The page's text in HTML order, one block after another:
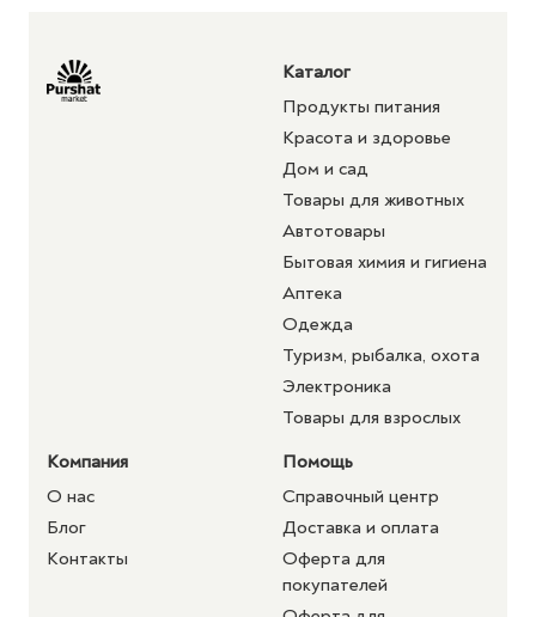
Каталог
Продукты питания
Красота и здоровье
Дом и сад
Товары для животных
Автотовары
Бытовая химия и гигиена
Аптека
Одежда
Туризм, рыбалка, охота
Электроника
Товары для взрослых
Компания
О нас
Блог
Контакты
Помощь
Справочный центр
Доставка и оплата
Оферта для
покупателей